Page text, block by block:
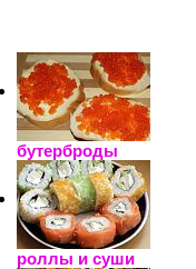
бутерброды
роллы и суши